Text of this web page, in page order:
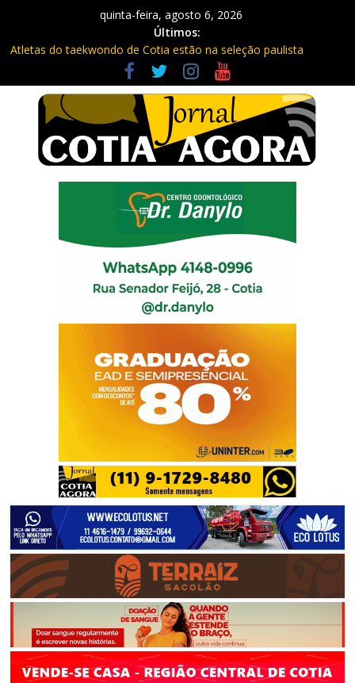
quinta-feira, agosto 6, 2026
Últimos:
Atletas do taekwondo de Cotia estão na seleção paulista
Fique atento: Câmeras com IA na Raposo Tavares já estão
multando
Repasse de impostos estaduais para Cotia já rendeu quase R$
300 milhões no ano
Três procurados da Justiça são presos em Cotia e Vargem
Grande pela PM